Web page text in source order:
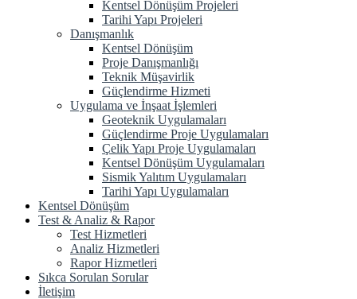
Kentsel Dönüşüm Projeleri
Tarihi Yapı Projeleri
Danışmanlık
Kentsel Dönüşüm
Proje Danışmanlığı
Teknik Müşavirlik
Güçlendirme Hizmeti
Uygulama ve İnşaat İşlemleri
Geoteknik Uygulamaları
Güçlendirme Proje Uygulamaları
Çelik Yapı Proje Uygulamaları
Kentsel Dönüşüm Uygulamaları
Sismik Yalıtım Uygulamaları
Tarihi Yapı Uygulamaları
Kentsel Dönüşüm
Test & Analiz & Rapor
Test Hizmetleri
Analiz Hizmetleri
Rapor Hizmetleri
Sıkca Sorulan Sorular
İletişim